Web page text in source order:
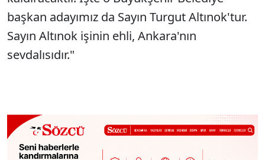
başkan adayımız da Sayın Turgut Altınok'tur.
Sayın Altınok işinin ehli, Ankara'nın
sevdalısıdır."